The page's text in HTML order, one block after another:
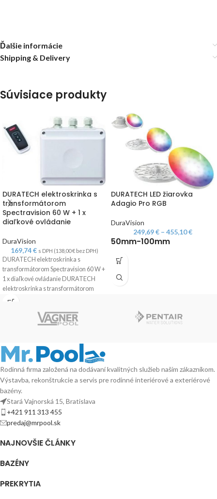
Ďalšie informácie
Shipping & Delivery
Súvisiace produkty
DURATECH elektroskrinka s
transformátorom
Spectravision 60 W + 1 x
diaľkové ovládanie
DuraVision
169,74€ s DPH (138,00€bez DPH)
DURATECH elektroskrinka s
transformátorom Spectravision 60 W +
1 x diaľkové ovládanie DURATECH
elektroskrinka s transformátorom
Spectravision 60 W je
DURATECH LED žiarovka
Adagio Pro RGB
DuraVision
249,69€ – 455,10€
50mm-100mm
Rodinná firma založená na dodávaní kvalitných služieb naším zákazníkom.
Výstavba, rekonštrukcie a servis pre rodinné interiérové a exteriérové
bazény.
Stará Vajnorská 15, Bratislava
+421 911 313 455
predaj@mrpool.sk
NAJNOVŠIE ČLÁNKY
BAZÉNY
PREKRYTIA